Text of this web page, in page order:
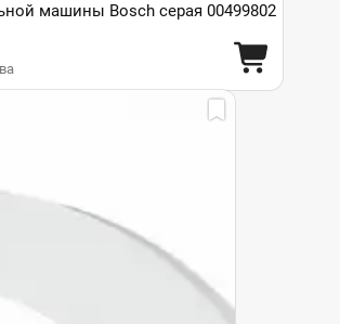
машины Bosch серая 00499802